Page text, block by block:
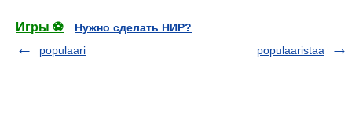
Игры ⚽
Нужно сделать НИР?
populaari
populaaristaa